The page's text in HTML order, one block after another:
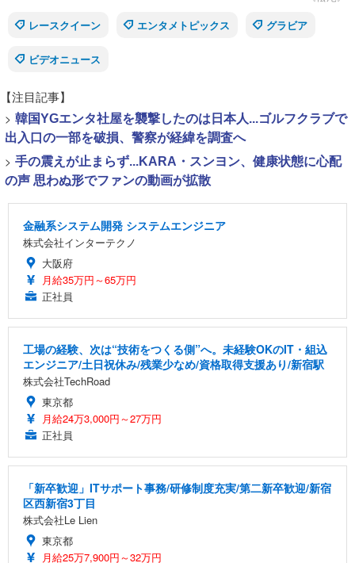
レースクイーン
エンタメトピックス グラビア
ビデオニュース
【注目記事】
> 韓国YGエンタ社屋を襲撃したのは日本人...ゴルフクラブで
出入口の一部を破損、警察が経緯を調査へ
> 手の震えが止まらず...KARA・スンヨン、健康状態に心配
の声 思わぬ形でファンの動画が拡散
金融系システム開発 システムエンジニア
株式会社インターテクノ
大阪府
月給35万円～65万円
正社員
工場の経験、次は“技術をつくる側”へ。未経験OKのIT・組込
エンジニア/土日祝休み/残業少なめ/資格取得支援あり/新宿駅
株式会社TechRoad
東京都
月給24万3,000円～27万円
正社員
「新卒歓迎」ITサポート事務/研修制度充実/第二新卒歓迎/新宿
区西新宿3丁目
株式会社Le Lien
東京都
月給25万7,900円～32万円